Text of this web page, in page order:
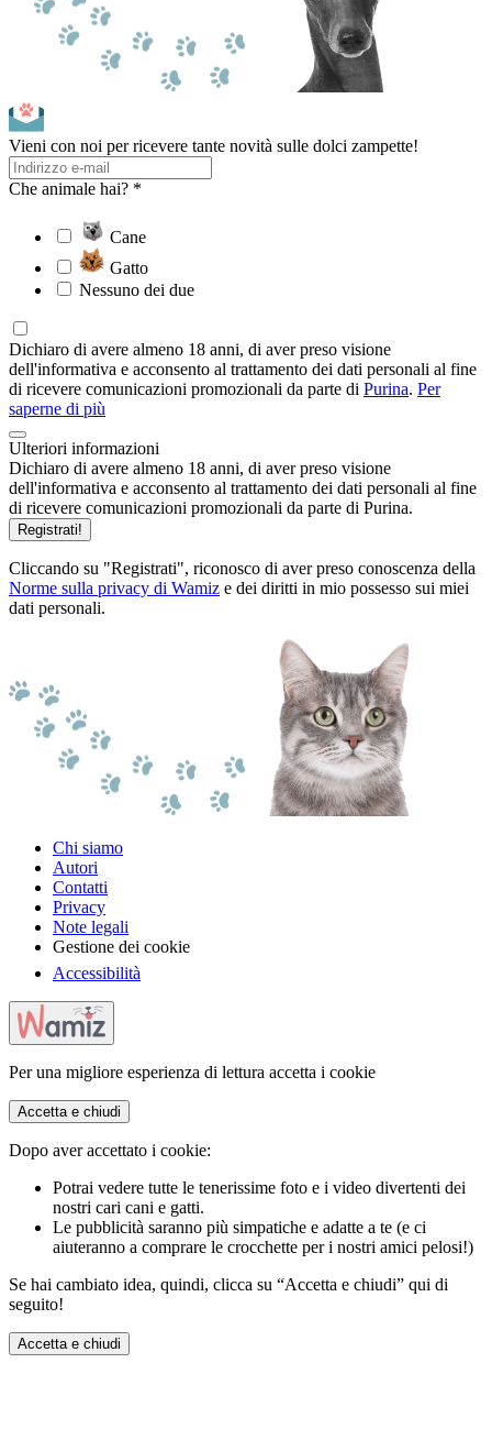
Vieni con noi per ricevere tante novità sulle dolci zampette!
Che animale hai? *
Cane
Gatto
Nessuno dei due
Dichiaro di avere almeno 18 anni, di aver preso visione
dell'informativa e acconsento al trattamento dei dati personali al fine
di ricevere comunicazioni promozionali da parte di Purina. Per
saperne di più
Ulteriori informazioni
Dichiaro di avere almeno 18 anni, di aver preso visione
dell'informativa e acconsento al trattamento dei dati personali al fine
di ricevere comunicazioni promozionali da parte di Purina.
Registrati!
Cliccando su "Registrati", riconosco di aver preso conoscenza della
Norme sulla privacy di Wamiz e dei diritti in mio possesso sui miei
dati personali.
Chi siamo
Autori
Contatti
Privacy
Note legali
Gestione dei cookie
Accessibilità
Per una migliore esperienza di lettura accetta i cookie
Accetta e chiudi
Dopo aver accettato i cookie:
Potrai vedere tutte le tenerissime foto e i video divertenti dei
nostri cari cani e gatti.
Le pubblicità saranno più simpatiche e adatte a te (e ci
aiuteranno a comprare le crocchette per i nostri amici pelosi!)
Se hai cambiato idea, quindi, clicca su “Accetta e chiudi” qui di
seguito!
Accetta e chiudi